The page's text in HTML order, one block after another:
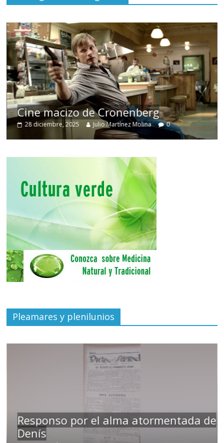
Cine macizo de Cronenberg
28 diciembre, 2025 Julio Martínez Molina 0
Pleamares y plenilunios
Responso por el alma atormentada de
Denís